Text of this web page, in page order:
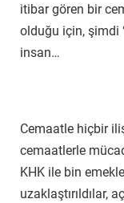
itibar gören bir
olduğu için, şimdi
insan…
Cemaatle hiçbir
cemaatlerle
KHK ile bin
uzaklaştırıldılar,